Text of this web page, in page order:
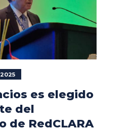
2025
es elegido
del
de RedCLARA